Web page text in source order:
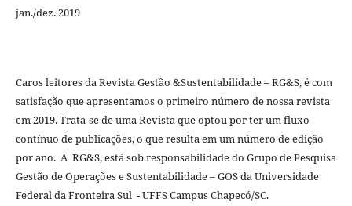
jan./dez. 2019
Caros leitores da Revista Gestão &Sustentabilidade – RG&S, é com
satisfação que apresentamos o primeiro número de nossa revista
em 2019. Trata-se de uma Revista que optou por ter um fluxo
contínuo de publicações, o que resulta em um número de edição
por ano. A RG&S, está sob responsabilidade do Grupo de Pesquisa
Gestão de Operações e Sustentabilidade – GOS da Universidade
Federal da Fronteira Sul - UFFS Campus Chapecó/SC.